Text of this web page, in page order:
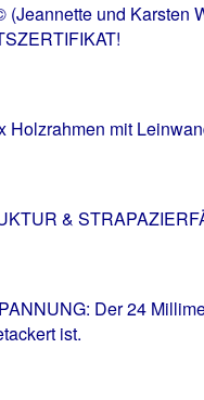
und
mit
&
Der 24
ist.